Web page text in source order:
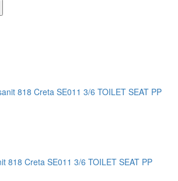
818 Creta SE011 3/6 TOILET SEAT PP